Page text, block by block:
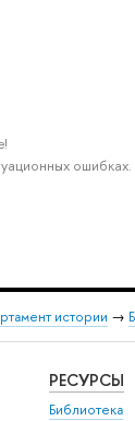
ошибках.
истории →
РЕСУРСЫ
Библиотека